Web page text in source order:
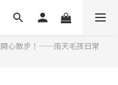
開心散步！——雨天毛孩日常